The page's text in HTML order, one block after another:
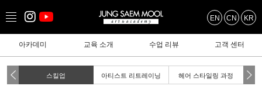
EN CN KR
아카데미 교육 소개 수업 리뷰 고객 센터
정 스킬업 아티스트 리트레이닝 헤어 스타일링 과정